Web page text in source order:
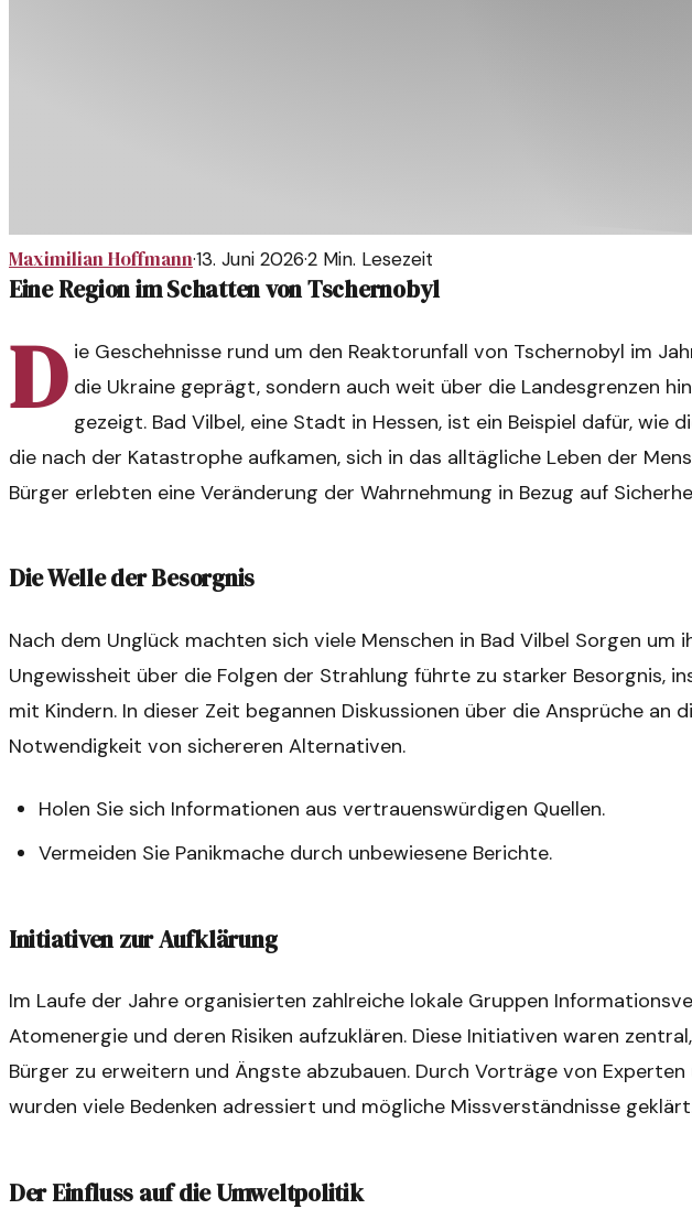
Maximilian Hoffmann·13. Juni 2026·2 Min. Lesezeit
Eine Region im Schatten von Tschernobyl
D ie Geschehnisse rund um den Reaktorunfall von Tschernobyl im
die Ukraine geprägt, sondern auch weit über die Landesgrenzen
gezeigt. Bad Vilbel, eine Stadt in Hessen, ist ein Beispiel dafür, wie
die nach der Katastrophe aufkamen, sich in das alltägliche Leben der
Bürger erlebten eine Veränderung der Wahrnehmung in Bezug auf
Die Welle der Besorgnis
Nach dem Unglück machten sich viele Menschen in Bad Vilbel Sorgen um
Ungewissheit über die Folgen der Strahlung führte zu starker Besorgnis,
mit Kindern. In dieser Zeit begannen Diskussionen über die Ansprüche an
Notwendigkeit von sichereren Alternativen.
Holen Sie sich Informationen aus vertrauenswürdigen Quellen.
Vermeiden Sie Panikmache durch unbewiesene Berichte.
Initiativen zur Aufklärung
Im Laufe der Jahre organisierten zahlreiche lokale Gruppen
Atomenergie und deren Risiken aufzuklären. Diese Initiativen waren
Bürger zu erweitern und Ängste abzubauen. Durch Vorträge von Experten
wurden viele Bedenken adressiert und mögliche Missverständnisse
Der Einfluss auf die Umweltpolitik